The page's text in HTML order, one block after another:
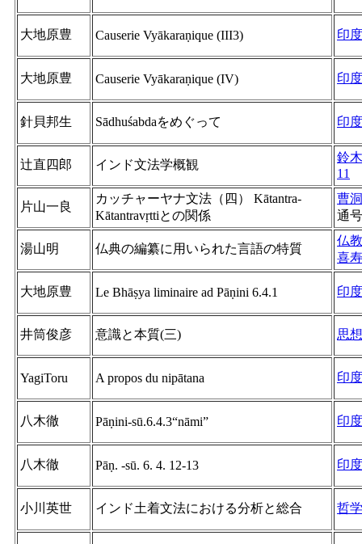
大地原豊 Causerie Vyākaraṇique (III3) 印
大地原豊 Causerie Vyākaraṇique (IV) 印
針貝邦生 Sādhuśabdaをめぐって 印
辻直四郎 インド文法学概観
鈴
11
片山一良
カッチャーヤナ文法（四） Kātantra-
Kātantravṛttiとの関係
曹
通
湯山明 仏典の編纂に用いられた言語の特質
仏
喜
大地原豊 Le Bhāṣya liminaire ad Pāṇini 6.4.1 印
井筒俊彦 意識と本質(三) 思想
YagiToru A propos du nipātana 印
八木徹 Pāṇini-sū.6.4.3“nāmi” 印
八木徹 Pāṇ. -sū. 6. 4. 12-13 印
小川英世 インド土着文法における分析と総合 哲学